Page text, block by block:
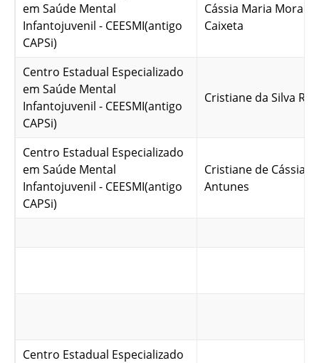
em Saúde Mental
Infantojuvenil - CEESMI(antigo
CAPSi)
Cássia Maria Mora
Caixeta
Centro Estadual Especializado
em Saúde Mental
Infantojuvenil - CEESMI(antigo
CAPSi)
Cristiane da Silva
Centro Estadual Especializado
em Saúde Mental
Infantojuvenil - CEESMI(antigo
CAPSi)
Cristiane de Cássia
Antunes
Centro Estadual Especializado